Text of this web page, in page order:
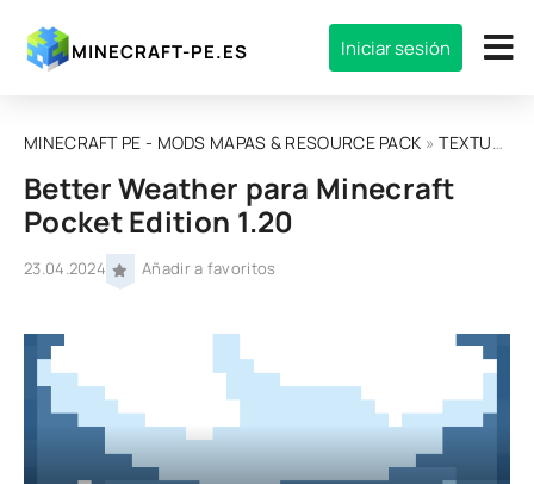
MINECRAFT-PE.ES Iniciar sesión
MINECRAFT PE - MODS MAPAS & RESOURCE PACK »TEXTURAS
Better Weather para Minecraft
Pocket Edition 1.20
23.04.2024 Añadir a favoritos